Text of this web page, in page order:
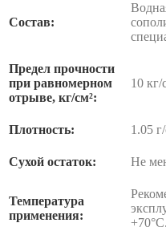
Состав:
Предел прочности
при равномерном
отрыве, кг/см²:
10 кг/
Плотность: 1.05
Сухой остаток: Не
Температура
применения:
+70°С.